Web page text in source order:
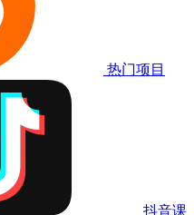
热门项目
抖音课